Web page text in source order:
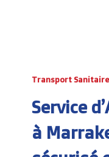
Transport Sanitaire
Service
à